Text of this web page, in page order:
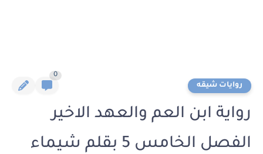
روايات شيقه
0
رواية ابن العم والعهد الاخير
الفصل الخامس 5 بقلم شيماء